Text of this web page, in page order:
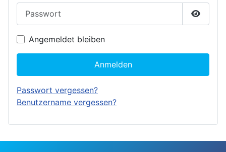
Angemeldet bleiben
Anmelden
Passwort vergessen?
Benutzername vergessen?